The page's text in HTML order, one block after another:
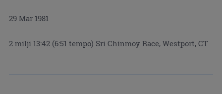
29 Mar 1981
2 milji 13:42 (6:51 tempo) Sri Chinmoy Race, Westport, CT